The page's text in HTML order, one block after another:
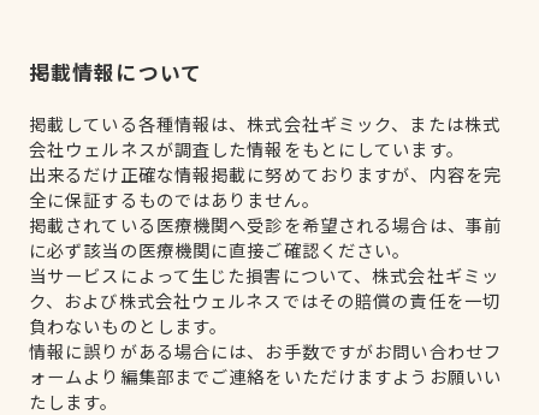
掲載情報について
掲載している各種情報は、株式会社ギミック、または株式
会社ウェルネスが調査した情報をもとにしています。
出来るだけ正確な情報掲載に努めておりますが、内容を完
全に保証するものではありません。
掲載されている医療機関へ受診を希望される場合は、事前
に必ず該当の医療機関に直接ご確認ください。
当サービスによって生じた損害について、株式会社ギミッ
ク、および株式会社ウェルネスではその賠償の責任を一切
負わないものとします。
情報に誤りがある場合には、お手数ですがお問い合わせフ
ォームより編集部までご連絡をいただけますようお願いい
たします。